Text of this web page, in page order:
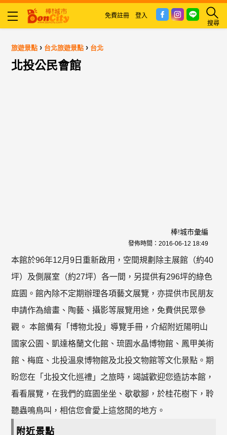
搜尋
免費註冊 登入
旅遊景點 › 台北旅遊景點 › 台北
北投公民會館
棒!城市彙編
發佈時間： 2016-06-12 18:49
本館於96年12月9日重新啟用，空間規劃除主展館（約40
坪）及側展室（約27坪）各一間，另提供有296坪的綠色
庭園。館內除不定期辦理各項藝文展覽，亦提供市民朋友
申請作為繪畫、陶藝、攝影等展覽用途，免費供民眾參
觀。 本館備有「博物北投」導覽手冊，介紹附近陽明山
國家公園、凱達格蘭文化館、琉園水晶博物館、鳳甲美術
館、梅庭、北投溫泉博物館及北投文物館等文化景點。期
盼您在「北投文化巡禮」之旅時，竭誠歡迎您造訪本館，
看看展覽，在我們的庭園坐坐、歇歇腳，於桂花樹下，聆
聽蟲鳴鳥叫，相信您會愛上這悠閒的地方。
附近景點